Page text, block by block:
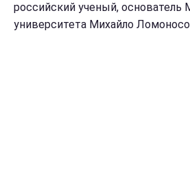
российский ученый, основатель
университета Михайло